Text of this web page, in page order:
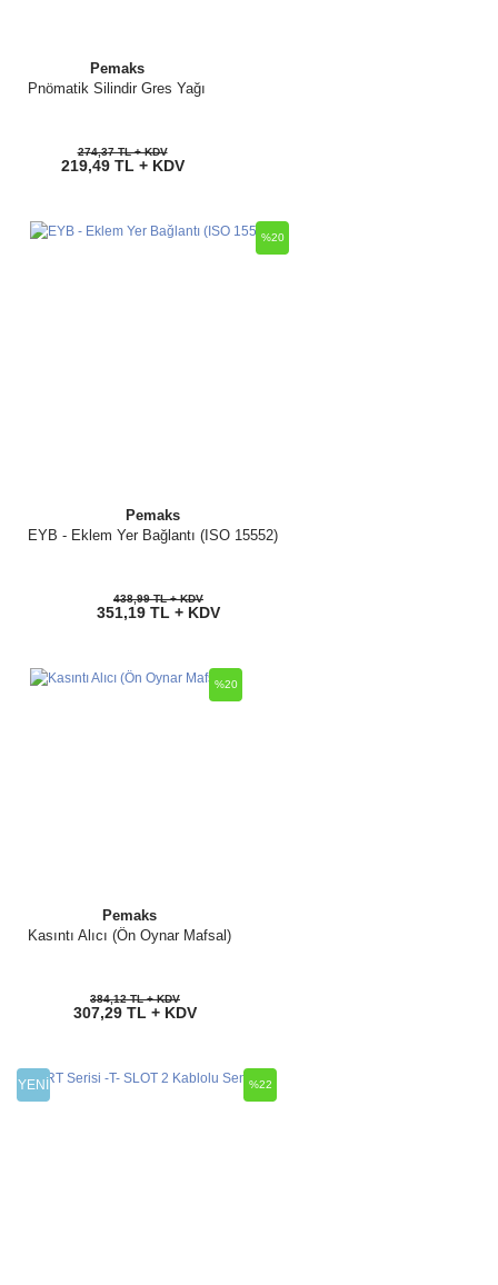
Pemaks
Pnömatik Silindir Gres Yağı
274,37 TL + KDV
219,49 TL + KDV
Pemaks
EYB - Eklem Yer Bağlantı (ISO 15552)
%20
438,99 TL + KDV
351,19 TL + KDV
Pemaks
Kasıntı Alıcı (Ön Oynar Mafsal)
%20
384,12 TL + KDV
307,29 TL + KDV
YENİ %22